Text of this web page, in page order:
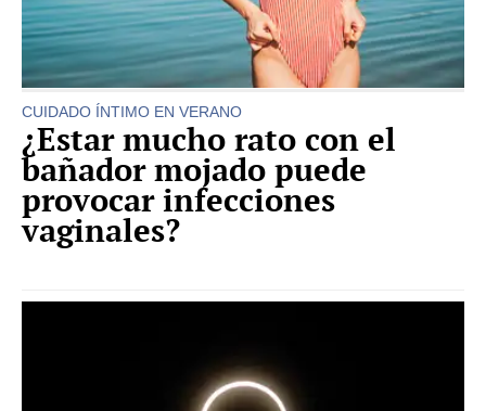
CUIDADO ÍNTIMO EN VERANO
¿Estar mucho rato con el
bañador mojado puede
provocar infecciones
vaginales?